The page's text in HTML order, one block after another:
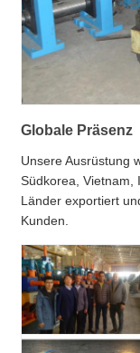
Globale Präsenz
Unsere Ausrüstung
Südkorea, Vietnam,
Länder exportiert
Kunden.